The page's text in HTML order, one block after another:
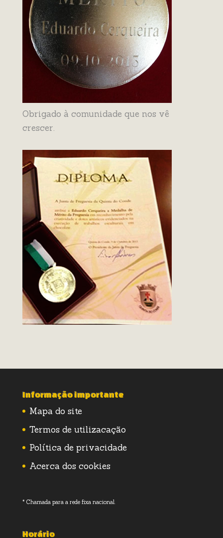
Obrigado à comunidade que nos vê
crescer.
Informação importante
Mapa do site
Termos de utilizacação
Política de privacidade
Acerca dos cookies
* Chamada para a rede fixa nacional.
Horário